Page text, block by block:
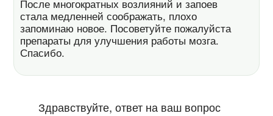
После многократных возлияний и запоев
стала медленней соображать, плохо
запоминаю новое. Посоветуйте пожалуйста
препараты для улучшения работы мозга.
Спасибо.
Здравствуйте, ответ на ваш вопрос